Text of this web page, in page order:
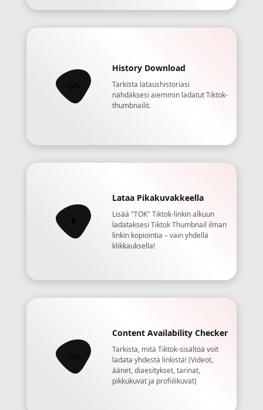
History Download
Tarkista lataushistoriasi
nähdäksesi aiemmin ladatut Tiktok-
thumbnailit.
Lataa Pikakuvakkeella
Lisää "TOK" Tiktok-linkin alkuun
ladataksesi Tiktok Thumbnail ilman
linkin kopiointia – vain yhdellä
klikkauksella!
Content Availability Checker
Tarkista, mitä Tiktok-sisältöä voit
ladata yhdestä linkistä! (Videot,
äänet, diaesitykset, tarinat,
pikkukuvat ja profiilikuvat)